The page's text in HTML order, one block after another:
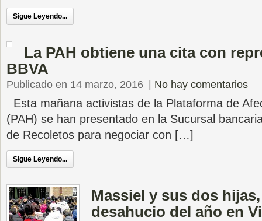
Sigue Leyendo...
La PAH obtiene una cita con
BBVA
Publicado en 14 marzo, 2016 No hay comentarios
Esta mañana activistas de la Plataforma de
(PAH) se han presentado en la Sucursal
de Recoletos para negociar con […]
Sigue Leyendo...
Massiel y sus dos
desahucio del año en